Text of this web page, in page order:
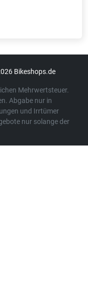
Bikeshops.de
Mehrwertsteuer.
Abgabe nur in
und Irrtümer
nur solange der